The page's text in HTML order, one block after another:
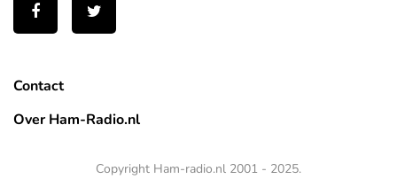
Contact
Over Ham-Radio.nl
Copyright Ham-radio.nl 2001 - 2025.